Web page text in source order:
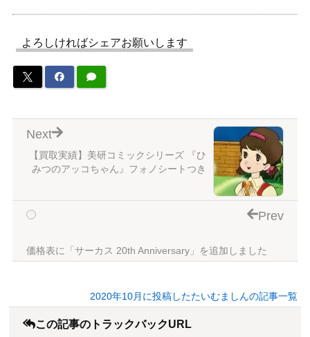
よろしければシェアお願いします
【買取実績】美研コミックシリーズ 『ひ
みつのアッコちゃん』フォノシートつき
Next
価格表に「サーカス 20th Anniversary」を追加しました
Prev
2020年10月に投稿したたいむましんの記事一覧
この記事のトラックバックURL